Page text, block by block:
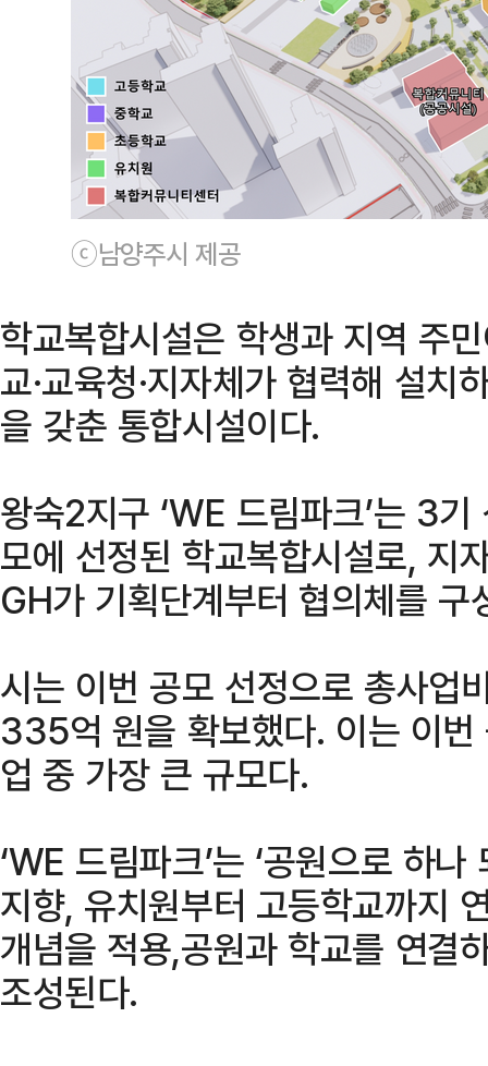
ⓒ남양주시 제공
학교복합시설은 학생과 지역 주
교·교육청·지자체가 협력해 설치
을 갖춘 통합시설이다.
왕숙2지구 ‘WE 드림파크’는 3
모에 선정된 학교복합시설로, 지
GH가 기획단계부터 협의체를
시는 이번 공모 선정으로 총사
335억 원을 확보했다. 이는 이
업 중 가장 큰 규모다.
‘WE 드림파크’는 ‘공원으로 하
지향, 유치원부터 고등학교까지
개념을 적용,공원과 학교를 연결
조성된다.